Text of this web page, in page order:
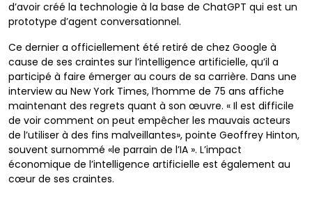
d’avoir créé la technologie à la base de ChatGPT qui est un
prototype d’agent conversationnel.
Ce dernier a officiellement été retiré de chez Google à
cause de ses craintes sur l’intelligence artificielle, qu’il a
participé à faire émerger au cours de sa carrière. Dans une
interview au New York Times, l’homme de 75 ans affiche
maintenant des regrets quant à son œuvre. « Il est difficile
de voir comment on peut empêcher les mauvais acteurs
de l’utiliser à des fins malveillantes», pointe Geoffrey Hinton,
souvent surnommé «le parrain de l’IA ». L’impact
économique de l’intelligence artificielle est également au
cœur de ses craintes.